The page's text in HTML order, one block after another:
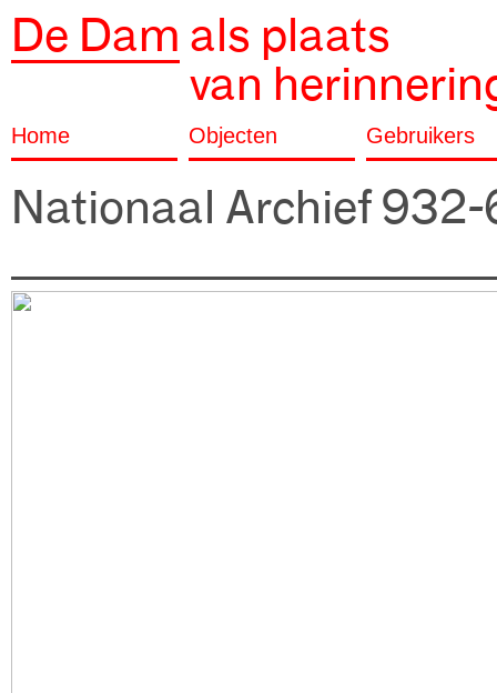
De Dam als plaats
van
Home Objecten Gebruikers
Nationaal Archief